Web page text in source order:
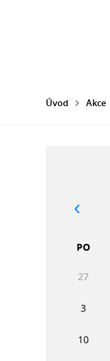
Úvod Akce
PO
27
3
10